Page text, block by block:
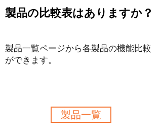
製品の比較表はありますか？
製品一覧ページから各製品の機能比較
ができます。
製品一覧